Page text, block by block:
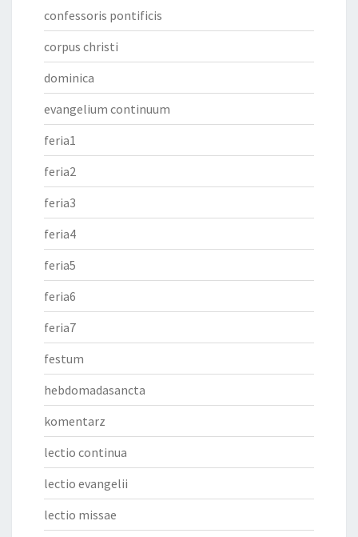
confessoris pontificis
corpus christi
dominica
evangelium continuum
feria1
feria2
feria3
feria4
feria5
feria6
feria7
festum
hebdomadasancta
komentarz
lectio continua
lectio evangelii
lectio missae